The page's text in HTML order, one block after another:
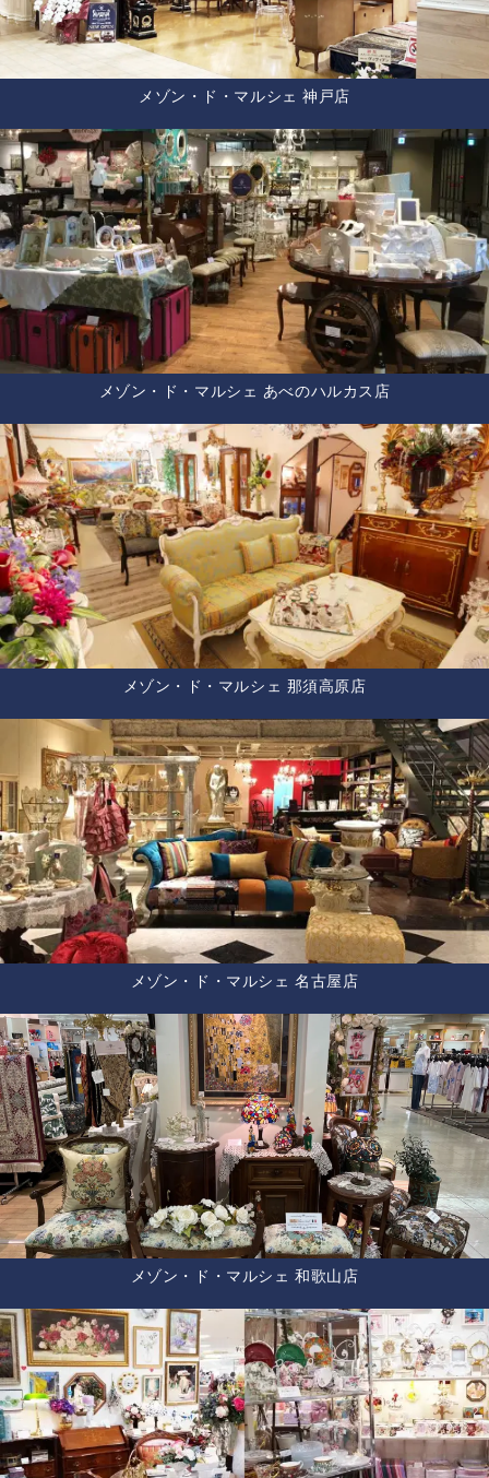
メゾン・ド・マルシェ 神戸店
メゾン・ド・マルシェ あべのハルカス店
メゾン・ド・マルシェ 那須高原店
メゾン・ド・マルシェ 名古屋店
メゾン・ド・マルシェ 和歌山店